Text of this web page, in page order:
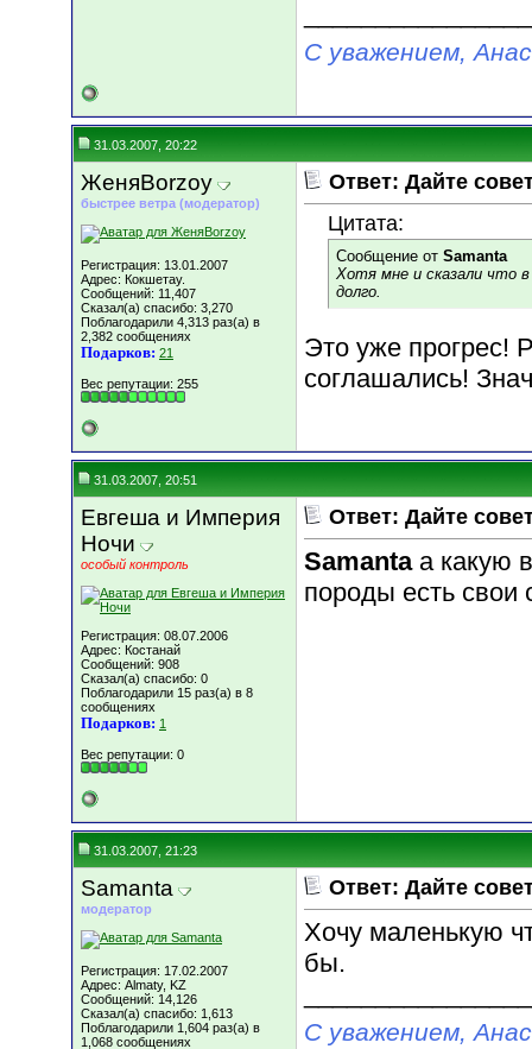
С уважением,
31.03.2007, 20:22
ЖеняBorzoy
быстрее ветра (модератор)
Регистрация: 13.01.2007
Адрес: Кокшетау.
Сообщений: 11,407
Сказал(а) спасибо: 3,270
Поблагодарили 4,313 раз(а) в
2,382 сообщениях
Подарков: 21
Вес репутации: 255
Ответ: Дайте
Цитата:
Сообщение от Samanta
Хотя мне и сказали что
долго.
Это уже прогрес!
соглашались!
31.03.2007, 20:51
Евгеша и Империя
Ночи
особый контроль
Регистрация: 08.07.2006
Адрес: Костанай
Сообщений: 908
Сказал(а) спасибо: 0
Поблагодарили 15 раз(а) в 8
сообщениях
Подарков: 1
Вес репутации: 0
Ответ: Дайте
Samantaа какую
породы есть
31.03.2007, 21:23
Samanta
модератор
Регистрация: 17.02.2007
Адрес: Almaty, KZ
Сообщений: 14,126
Сказал(а) спасибо: 1,613
Поблагодарили 1,604 раз(а) в
1,068 сообщениях
Ответ: Дайте
Хочу маленькую
бы.
С уважением,